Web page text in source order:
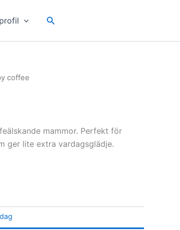
Sök
coffee
mammor. Perfekt för
ger lite extra vardagsglädje.